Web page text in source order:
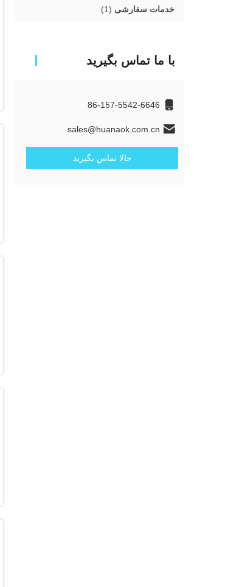
خدمات سفارشی (1)
با ما تماس بگیرید
86-157-5542-6646
sales@huanaok.com.cn
حالا تماس بگیرید